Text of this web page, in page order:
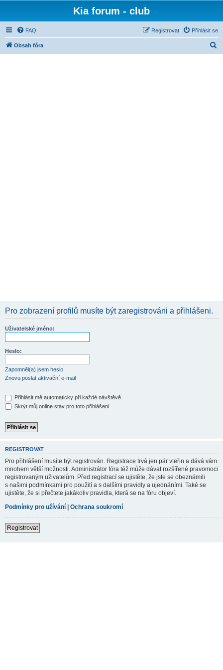
Kia forum - club
FAQ Přihlásit se
Registrovat
Obsah fóra
Pro zobrazení profilů musíte být zaregistrováni a přihlášeni.
Uživatelské jméno:
Heslo:
Zapomněl(a) jsem heslo
Znovu poslat aktivační e-mail
Přihlásit mě automaticky při každé návštěvě
Skrýt můj online stav pro toto přihlášení
REGISTROVAT
Pro přihlášení musíte být registrován. Registrace trvá jen pár vteřin a dává vám
mnohem větší možnosti. Administrátor fóra též může dávat rozšířené pravomoci
registrovaným uživatelům. Před registrací se ujistěte, že jste se obeznámili
s našimi podmínkami pro použití a s dalšími pravidly a ujednáními. Také se
ujistěte, že si přečtete jakákoliv pravidla, která se na fóru objeví.
Podmínky pro užívání | Ochrana soukromí
Registrovat